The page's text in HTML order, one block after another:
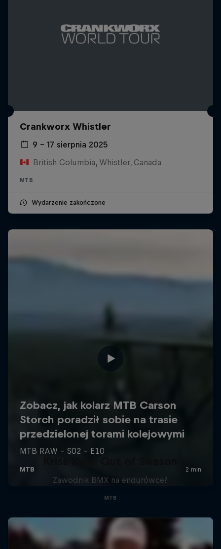
Crankworx Whistler
9 – 17 sierpnia 2025
British Columbia, Whistler, Canada
MTB
Wydarzenie zakończone
Zawodnik BMX na endurówce?
MTB